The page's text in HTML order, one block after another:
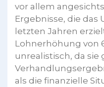
vor allem
Ergebnisse, die
letzten Jahren
Lohnerhöhung von
unrealistisch, da sie
als die finanzielle